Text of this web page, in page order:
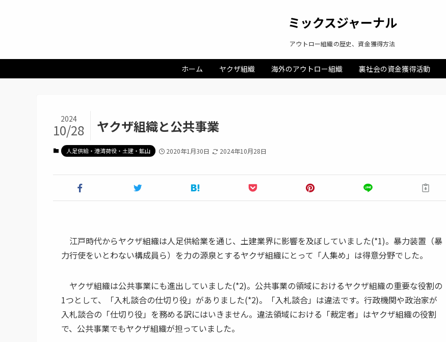
ミックスジャーナル
アウトロー組織の歴史、資金獲得方法
ホーム ヤクザ組織 海外のアウトロー組織 裏社会の資金獲得活動
ヤクザ組織と公共事業
2024
10/28
人足供給・港湾荷役・土建・鉱山 2020年1月30日 2024年10月28日
江戸時代からヤクザ組織は人足供給業を通じ、土建業界に影響を及ぼしていました(*1)。暴力装置（暴
力行使をいとわない構成員ら）を力の源泉とするヤクザ組織にとって「人集め」は得意分野でした。
ヤクザ組織は公共事業にも進出していました(*2)。公共事業の領域におけるヤクザ組織の重要な役割の
1つとして、「入札談合の仕切り役」がありました(*2)。「入札談合」は違法です。行政機関や政治家が
入札談合の「仕切り役」を務める訳にはいきません。違法領域における「裁定者」はヤクザ組織の役割
で、公共事業でもヤクザ組織が担っていました。